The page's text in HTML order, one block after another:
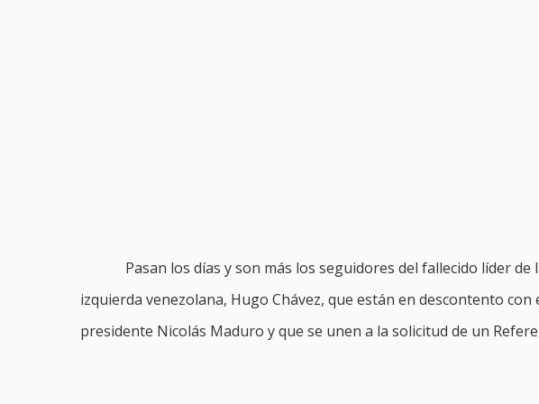
Pasan los días y son más los seguidores del fallecido líder de
izquierda venezolana, Hugo Chávez, que están en descontento con
presidente Nicolás Maduro y que se unen a la solicitud de un